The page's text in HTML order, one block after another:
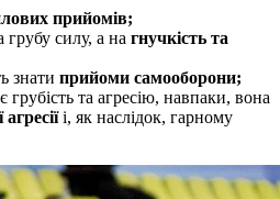
прийомів;
грубу силу, а на гнучкість та
знати прийоми самооборони;
та агресію, навпаки, вона
і, як наслідок, гарному